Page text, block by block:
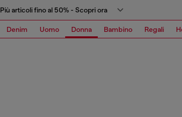
Più articoli fino al 50% - Scopri ora
Denim Uomo Donna Bambino Regali